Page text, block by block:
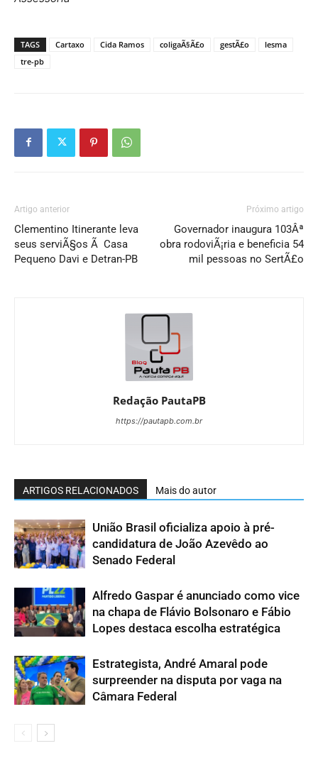
TAGS Cartaxo Cida Ramos coligaÃ§Ã£o gestÃ£o
lesma
tre-pb
Artigo anterior
Clementino Itinerante leva
seus serviÃ§os Ã Casa
Pequeno Davi e Detran-PB
Próximo artigo
Governador inaugura 103Âª
obra rodoviÃ¡ria e beneficia 54
mil pessoas no SertÃ£o
Redação PautaPB
https://pautapb.com.br
ARTIGOS RELACIONADOS Mais do autor
União Brasil oficializa apoio à pré-
candidatura de João Azevêdo ao
Senado Federal
Alfredo Gaspar é anunciado como vice
na chapa de Flávio Bolsonaro e Fábio
Lopes destaca escolha estratégica
Estrategista, André Amaral pode
surpreender na disputa por vaga na
Câmara Federal